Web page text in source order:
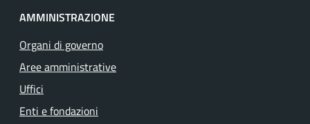
AMMINISTRAZIONE
Organi di governo
Aree amministrative
Uffici
Enti e fondazioni